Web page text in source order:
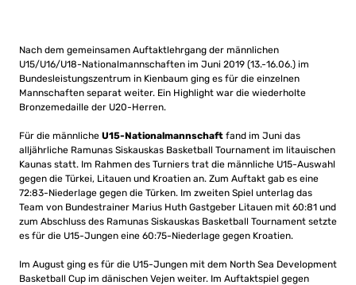
Nach dem gemeinsamen Auftaktlehrgang der männlichen
U15/U16/U18-Nationalmannschaften im Juni 2019 (13.-16.06.) im
Bundesleistungszentrum in Kienbaum ging es für die einzelnen
Mannschaften separat weiter. Ein Highlight war die wiederholte
Bronzemedaille der U20-Herren.
Für die männliche U15-Nationalmannschaft fand im Juni das
alljährliche Ramunas Siskauskas Basketball Tournament im litauischen
Kaunas statt. Im Rahmen des Turniers trat die männliche U15-Auswahl
gegen die Türkei, Litauen und Kroatien an. Zum Auftakt gab es eine
72:83-Niederlage gegen die Türken. Im zweiten Spiel unterlag das
Team von Bundestrainer Marius Huth Gastgeber Litauen mit 60:81 und
zum Abschluss des Ramunas Siskauskas Basketball Tournament setzte
es für die U15-Jungen eine 60:75-Niederlage gegen Kroatien.
Im August ging es für die U15-Jungen mit dem North Sea Development
Basketball Cup im dänischen Vejen weiter. Im Auftaktspiel gegen